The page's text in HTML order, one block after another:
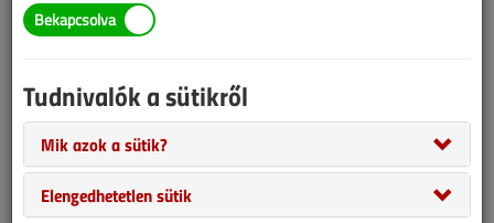
Van más mód ahhoz, hogy hozzáférjek egy cikkhez?
is?
Meddig érvényes a hozzáférés a megvásárolt cikkhez?
VGF&HKL előfizetés
Tudnivalók a sütikről
Mik azok a sütik?
Elengedhetetlen sütik